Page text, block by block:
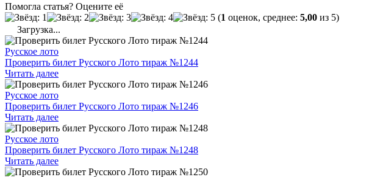
Помогла статья? Оцените её
(1 оценок, среднее: 5,00 из 5)
Загрузка...
Русское лото
Проверить билет Русского Лото тираж №1244
Читать далее
Русское лото
Проверить билет Русского Лото тираж №1246
Читать далее
Русское лото
Проверить билет Русского Лото тираж №1248
Читать далее